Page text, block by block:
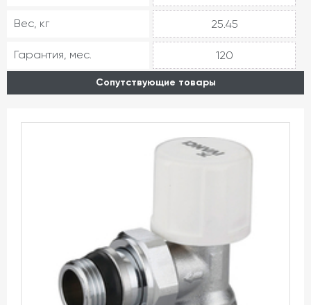
Вес, кг 25.45
Гарантия, мес. 120
Сопутствующие товары